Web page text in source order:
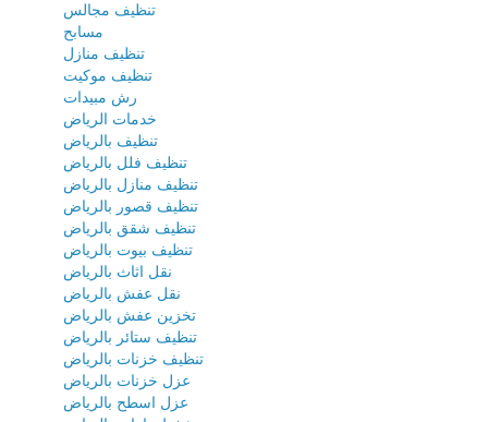
تنظيف مجالس
مسابح
تنظيف منازل
تنظيف موكيت
رش مبيدات
خدمات الرياض
تنظيف بالرياض
تنظيف فلل بالرياض
تنظيف منازل بالرياض
تنظيف قصور بالرياض
تنظيف شقق بالرياض
تنظيف بيوت بالرياض
نقل اثاث بالرياض
نقل عفش بالرياض
تخزين عفش بالرياض
تنظيف ستائر بالرياض
تنظيف خزنات بالرياض
عزل خزنات بالرياض
عزل اسطح بالرياض